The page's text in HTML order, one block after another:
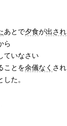
あとで夕食が出され
ら
ていなさい
ことを余儀なく され
した。